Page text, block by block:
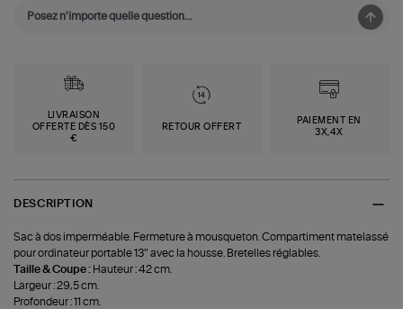
LIVRAISON
OFFERTE DÈS 150
€
RETOUR OFFERT
PAIEMENT EN
3X,4X
DESCRIPTION
Sac à dos imperméable. Fermeture à mousqueton. Compartiment matelassé
pour ordinateur portable 13" avec la housse. Bretelles réglables.
Taille & Coupe : Hauteur : 42 cm.
Largeur : 29,5 cm.
Profondeur : 11 cm.